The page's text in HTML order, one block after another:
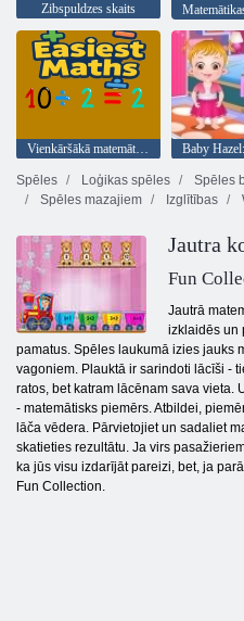
Zibspuldzes skaits
Vienkāršākā matemātika
Spēles
Loģikas spēles Spēles
Spēles mazajiem
Izglītības
Jautra
Fun
Jautrā
izklaidēs un
pamatus. Spēles laukumā izies jauks
vagoniem. Plauktā ir sarindoti lācīši -
ratos, bet katram lācēnam sava vieta.
- matemātisks piemērs. Atbildei,
lāča vēdera. Pārvietojiet un sadaliet
skatieties rezultātu. Ja virs
ka jūs visu izdarījāt pareizi, bet, ja
Fun Collection.